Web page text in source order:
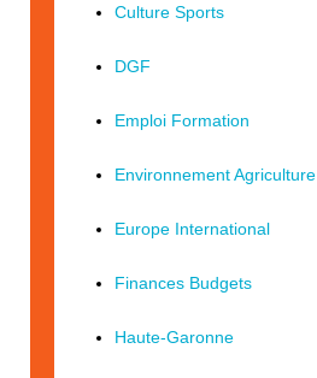
Culture Sports
DGF
Emploi Formation
Environnement Agriculture
Europe International
Finances Budgets
Haute-Garonne